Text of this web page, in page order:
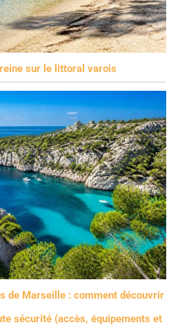
sur le littoral varois
de Marseille : comment découvrir
sécurité (accès, équipements et